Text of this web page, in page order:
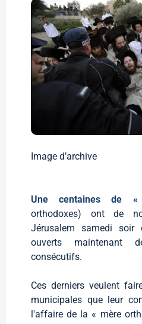
Image d’archive
Une centaines de
orthodoxes) ont de
Jérusalem samedi soir
ouverts maintenant
consécutifs.
Ces derniers veulent
municipales que leur
l'affaire de la « mère